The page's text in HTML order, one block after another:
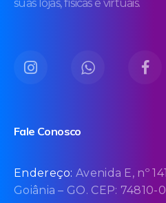
suas lojas, físicas e virtuais.
Fale Conosco
Endereço:Avenida E, nº
Goiânia – GO. CEP: 74810-